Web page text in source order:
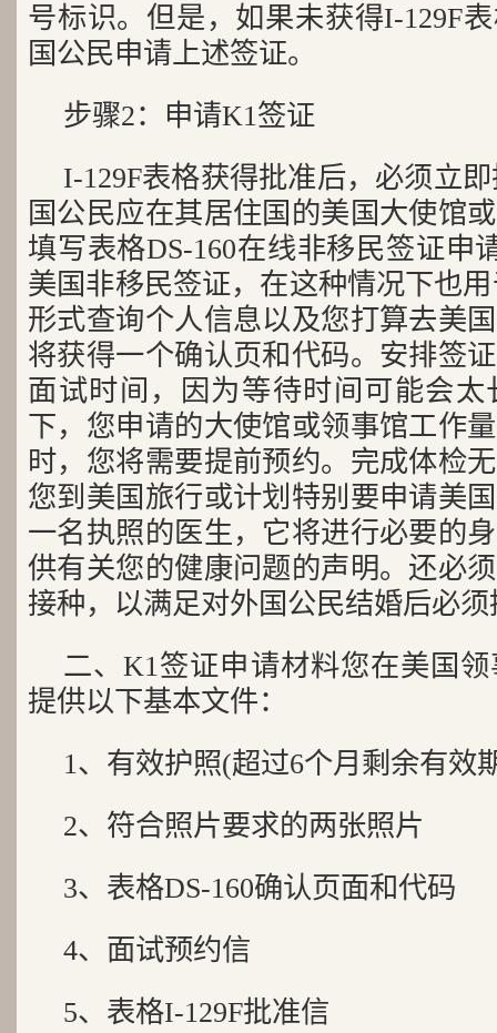
号标识。但是，如果未获得I-129F
国公民申请上述签证。
步骤2：申请K1签证
I-129F表格获得批准后，必须立
国公民应在其居住国的美国大使馆
填写表格DS-160在线非移民签证申
美国非移民签证，在这种情况下也
形式查询个人信息以及您打算去美
将获得一个确认页和代码。安排签
面试时间，因为等待时间可能会
下，您申请的大使馆或领事馆工作
时，您将需要提前预约。完成体检
您到美国旅行或计划特别要申请美
一名执照的医生，它将进行必要的
供有关您的健康问题的声明。还必
接种，以满足对外国公民结婚后必
二、K1签证申请材料您在美国
提供以下基本文件：
1、有效护照(超过6个月剩余有效
2、符合照片要求的两张照片
3、表格DS-160确认页面和代码
4、面试预约信
5、表格I-129F批准信